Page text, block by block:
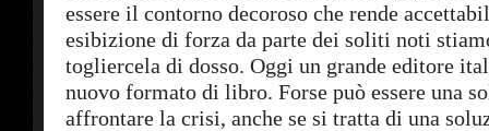
essere il contorno decoroso che rende
esibizione di forza da parte dei soliti noti
togliercela di dosso. Oggi un grande editore
nuovo formato di libro. Forse può essere una
affrontare la crisi, anche se si tratta di una